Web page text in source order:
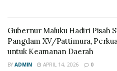
Gubernur Maluku Hadiri Pisah
Pangdam XV/Pattimura,
untuk Keamanan Daerah
BY ADMIN APRIL 14, 2026 0